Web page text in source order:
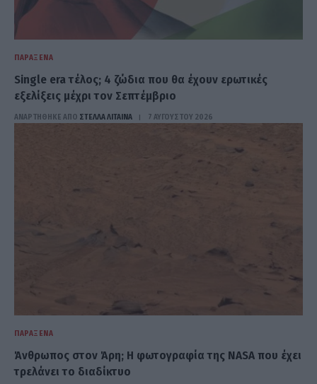
ΠΑΡΆΞΕΝΑ
Single era τέλος; 4 ζώδια που θα έχουν ερωτικές
εξελίξεις μέχρι τον Σεπτέμβριο
ΑΝΑΡΤΗΘΗΚΕ ΑΠΟ ΣΤΈΛΛΑ ΛΊΤΑΙΝΑ 7 ΑΥΓΟΎΣΤΟΥ 2026
ΠΑΡΆΞΕΝΑ
Άνθρωπος στον Άρη; Η φωτογραφία της NASA που έχει
τρελάνει το διαδίκτυο